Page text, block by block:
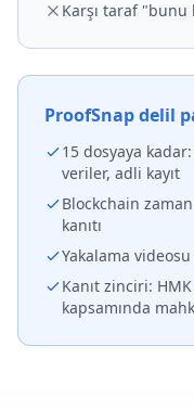
Karşı taraf
ProofSnap delil
15 dosyaya
veriler, adli kayıt
Blockchain
kanıtı
Yakalama
Kanıt zinciri:
kapsamında